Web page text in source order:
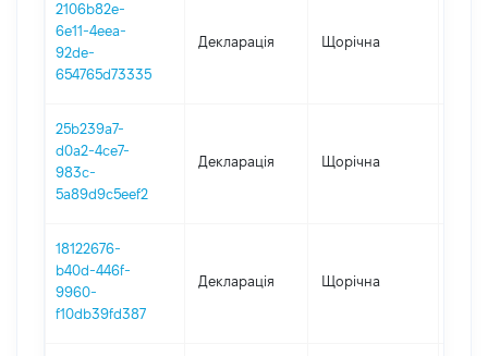
2106b82e-
6e11-4eea-
92de-
654765d73335
Декларація Щорічна
25b239a7-
d0a2-4ce7-
983c-
5a89d9c5eef2
Декларація Щорічна
18122676-
b40d-446f-
9960-
f10db39fd387
Декларація Щорічна